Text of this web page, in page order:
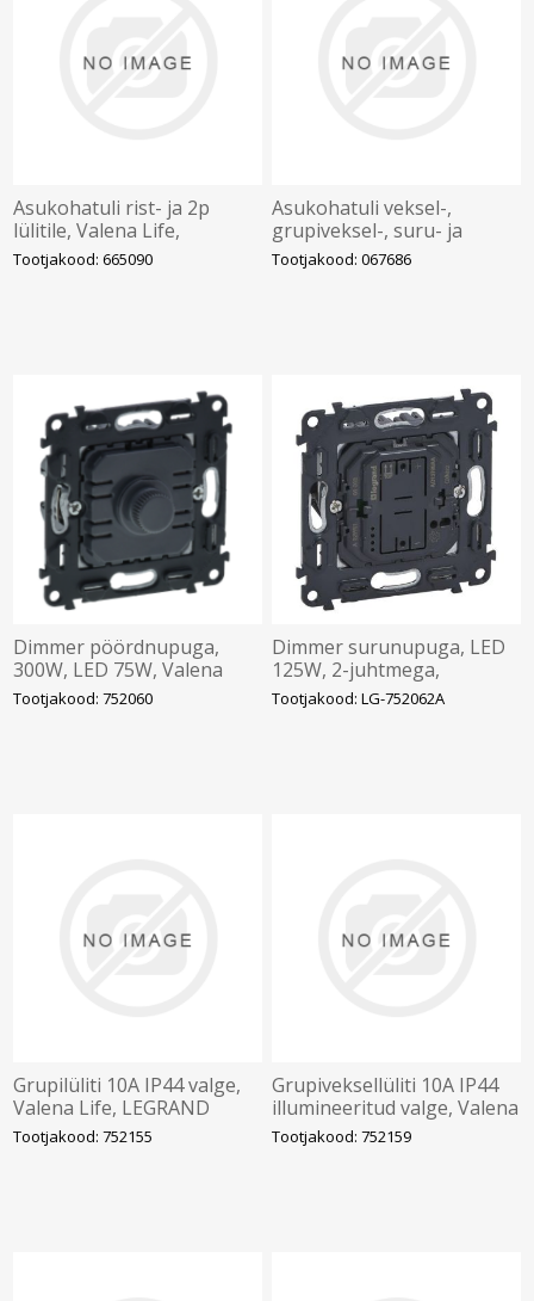
Asukohatuli rist- ja 2p
lülitile, Valena Life,
LEGRAND
Tootjakood: 665090
Asukohatuli veksel-,
grupiveksel-, suru- ja
grupisurulülitile , Valena
Life, LEGRAND
Tootjakood: 067686
Dimmer pöördnupuga,
300W, LED 75W, Valena
Life, LEGRAND
Tootjakood: 752060
Dimmer surunupuga, LED
125W, 2-juhtmega,
neutraalita, Valena Life,
LEGRAND
Tootjakood: LG-752062A
Grupilüliti 10A IP44 valge,
Valena Life, LEGRAND
Tootjakood: 752155
Grupiveksellüliti 10A IP44
illumineeritud valge, Valena
Life, LEGRAND
Tootjakood: 752159